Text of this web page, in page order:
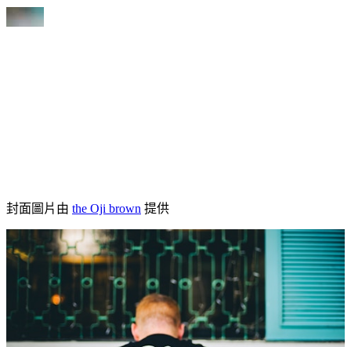
封面圖片由 the Oji brown 提供